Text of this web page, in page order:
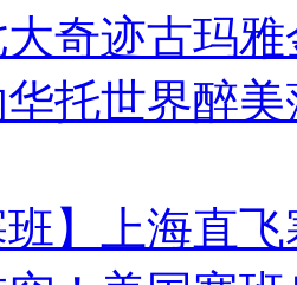
奇迹古玛
托世界醉
班】上海直